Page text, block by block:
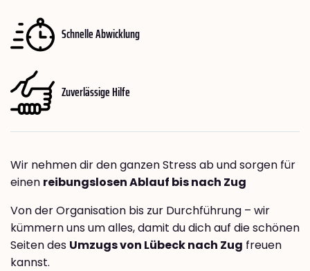
Schnelle Abwicklung
Zuverlässige Hilfe
Wir nehmen dir den ganzen Stress ab und sorgen für
einen reibungslosen Ablauf bis nach Zug
Von der Organisation bis zur Durchführung – wir
kümmern uns um alles, damit du dich auf die schönen
Seiten des Umzugs von Lübeck nach Zug freuen
kannst.